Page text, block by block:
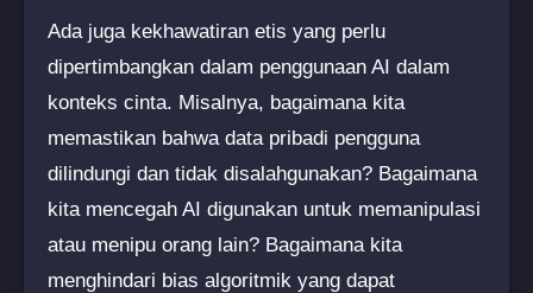
Ada juga kekhawatiran etis yang perlu
dipertimbangkan dalam penggunaan AI dalam
konteks cinta. Misalnya, bagaimana kita
memastikan bahwa data pribadi pengguna
dilindungi dan tidak disalahgunakan? Bagaimana
kita mencegah AI digunakan untuk memanipulasi
atau menipu orang lain? Bagaimana kita
menghindari bias algoritmik yang dapat